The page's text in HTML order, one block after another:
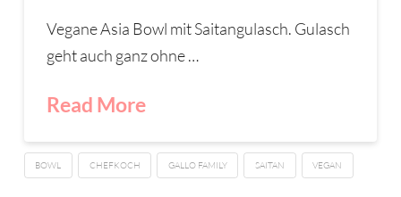
Vegane Asia Bowl mit Saitangulasch. Gulasch
geht auch ganz ohne …
Read More
BOWL CHEFKOCH GALLO FAMILY SAITAN VEGAN